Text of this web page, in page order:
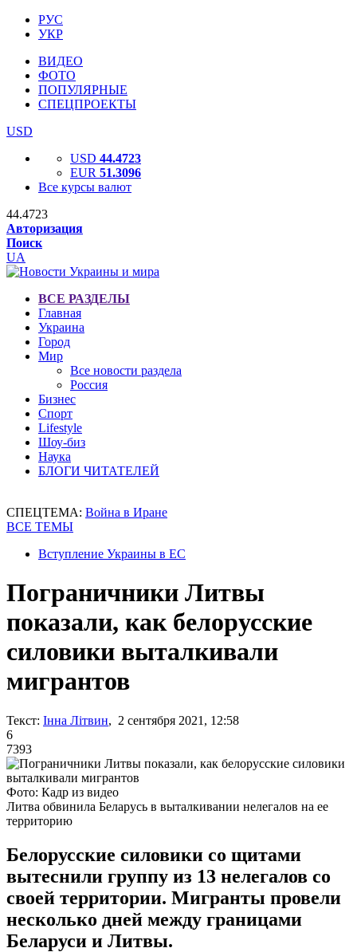
РУС
УКР
ВИДЕО
ФОТО
ПОПУЛЯРНЫЕ
СПЕЦПРОЕКТЫ
USD
USD 44.4723
EUR 51.3096
Все курсы валют
44.4723
Авторизация
Поиск
UA
ВСЕ РАЗДЕЛЫ
Главная
Украина
Город
Мир
Все новости раздела
Россия
Бизнес
Спорт
Lifestyle
Шоу-биз
Наука
БЛОГИ ЧИТАТЕЛЕЙ
СПЕЦТЕМА: Война в Иране
ВСЕ ТЕМЫ
Вступление Украины в ЕС
Пограничники Литвы
показали, как белорусские
силовики выталкивали
мигрантов
Текст: Інна Літвин, 2 сентября 2021, 12:58
6
7393
Фото: Кадр из видео
Литва обвинила Беларусь в выталкивании нелегалов на ее
территорию
Белорусские силовики со щитами
вытеснили группу из 13 нелегалов со
своей территории. Мигранты провели
несколько дней между границами
Беларуси и Литвы.